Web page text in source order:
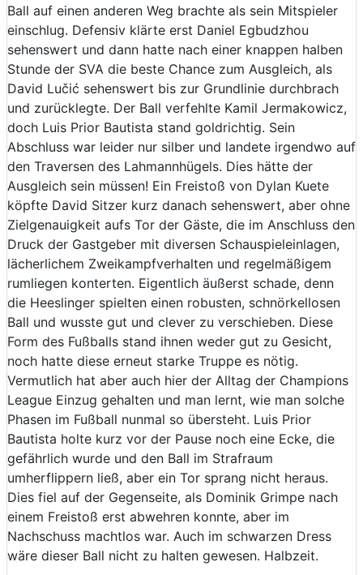
Ball auf einen anderen Weg brachte als sein Mitspieler
einschlug. Defensiv klärte erst Daniel Egbudzhou
sehenswert und dann hatte nach einer knappen halben
Stunde der SVA die beste Chance zum Ausgleich, als
David Lučić sehenswert bis zur Grundlinie durchbrach
und zurücklegte. Der Ball verfehlte Kamil Jermakowicz,
doch Luis Prior Bautista stand goldrichtig. Sein
Abschluss war leider nur silber und landete irgendwo auf
den Traversen des Lahmannhügels. Dies hätte der
Ausgleich sein müssen! Ein Freistoß von Dylan Kuete
köpfte David Sitzer kurz danach sehenswert, aber ohne
Zielgenauigkeit aufs Tor der Gäste, die im Anschluss den
Druck der Gastgeber mit diversen Schauspieleinlagen,
lächerlichem Zweikampfverhalten und regelmäßigem
rumliegen konterten. Eigentlich äußerst schade, denn
die Heeslinger spielten einen robusten, schnörkellosen
Ball und wusste gut und clever zu verschieben. Diese
Form des Fußballs stand ihnen weder gut zu Gesicht,
noch hatte diese erneut starke Truppe es nötig.
Vermutlich hat aber auch hier der Alltag der Champions
League Einzug gehalten und man lernt, wie man solche
Phasen im Fußball nunmal so übersteht. Luis Prior
Bautista holte kurz vor der Pause noch eine Ecke, die
gefährlich wurde und den Ball im Strafraum
umherflippern ließ, aber ein Tor sprang nicht heraus.
Dies fiel auf der Gegenseite, als Dominik Grimpe nach
einem Freistoß erst abwehren konnte, aber im
Nachschuss machtlos war. Auch im schwarzen Dress
wäre dieser Ball nicht zu halten gewesen. Halbzeit.